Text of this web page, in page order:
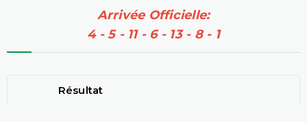
Arrivée Officielle:
4 - 5 - 11 - 6 - 13 - 8 - 1
Résultat